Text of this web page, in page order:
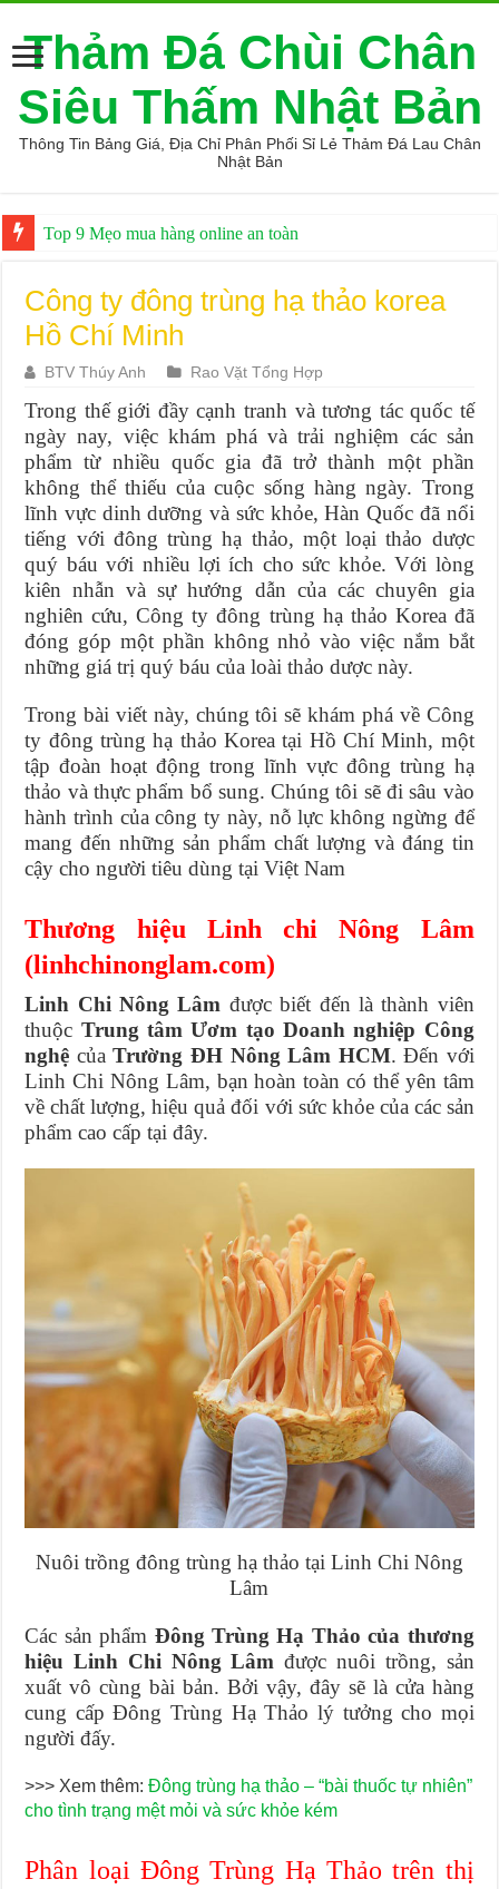
Thảm Đá Chùi Chân
Siêu Thấm Nhật Bản
Thông Tin Bảng Giá, Địa Chỉ Phân Phối Sỉ Lẻ Thảm Đá Lau Chân
Nhật Bản
Top 9 Mẹo mua hàng online an toàn
Các sản phẩm máy lọc nước 3 vòi tốt được tin dùng
Công ty đông trùng hạ thảo korea
Hồ Chí Minh
BTV Thúy Anh Rao Vặt Tổng Hợp
Trong thế giới đầy cạnh tranh và tương tác quốc tế
ngày nay, việc khám phá và trải nghiệm các sản
phẩm từ nhiều quốc gia đã trở thành một phần
không thể thiếu của cuộc sống hàng ngày. Trong
lĩnh vực dinh dưỡng và sức khỏe, Hàn Quốc đã nổi
tiếng với đông trùng hạ thảo, một loại thảo dược
quý báu với nhiều lợi ích cho sức khỏe. Với lòng
kiên nhẫn và sự hướng dẫn của các chuyên gia
nghiên cứu, Công ty đông trùng hạ thảo Korea đã
đóng góp một phần không nhỏ vào việc nắm bắt
những giá trị quý báu của loài thảo dược này.
Trong bài viết này, chúng tôi sẽ khám phá về Công
ty đông trùng hạ thảo Korea tại Hồ Chí Minh, một
tập đoàn hoạt động trong lĩnh vực đông trùng hạ
thảo và thực phẩm bổ sung. Chúng tôi sẽ đi sâu vào
hành trình của công ty này, nỗ lực không ngừng để
mang đến những sản phẩm chất lượng và đáng tin
cậy cho người tiêu dùng tại Việt Nam
Thương hiệu Linh chi Nông Lâm
(linhchinonglam.com)
Linh Chi Nông Lâm được biết đến là thành viên
thuộc Trung tâm Ươm tạo Doanh nghiệp Công
nghệ củaTrường ĐH Nông Lâm HCM. Đến với
Linh Chi Nông Lâm, bạn hoàn toàn có thể yên tâm
về chất lượng, hiệu quả đối với sức khỏe của các sản
phẩm cao cấp tại đây.
Nuôi trồng đông trùng hạ thảo tại Linh Chi Nông
Lâm
Các sản phẩm Đông Trùng Hạ Thảo của thương
hiệu Linh Chi Nông Lâm được nuôi trồng, sản
xuất vô cùng bài bản. Bởi vậy, đây sẽ là cửa hàng
cung cấp Đông Trùng Hạ Thảo lý tưởng cho mọi
người đấy.
>>> Xem thêm:Đông trùng hạ thảo – “bài thuốc tự nhiên”
cho tình trạng mệt mỏi và sức khỏe kém
Phân loại Đông Trùng Hạ Thảo trên thị